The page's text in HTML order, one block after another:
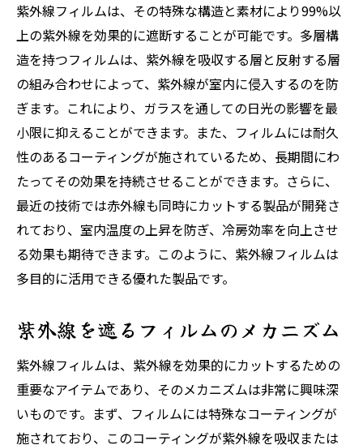
紫外線フィルムは、その特殊な構造と素材により99%以
上の紫外線を効果的に遮断することが可能です。多層構
造を持つフィルムは、紫外線を吸収する層と反射する層
の組み合わせによって、紫外線が室内に侵入するのを防
ぎます。これにより、ガラスを通しての日光の影響を最
小限に抑えることができます。また、フィルムには耐久
性のあるコーティングが施されているため、長期間にわ
たってその効果を持続させることができます。さらに、
最近の技術では赤外線も同時にカットする製品が開発さ
れており、室内温度の上昇を防ぎ、冷房効率を向上させ
る効果も期待できます。このように、紫外線フィルムは
多目的に活用できる優れた製品です。
紫外線を遮るフィルムのメカニズム
紫外線フィルムは、紫外線を効果的にカットするための
重要なアイテムであり、そのメカニズムは非常に興味深
いものです。まず、フィルムには特殊なコーティングが
施されており、このコーティングが紫外線を吸収または